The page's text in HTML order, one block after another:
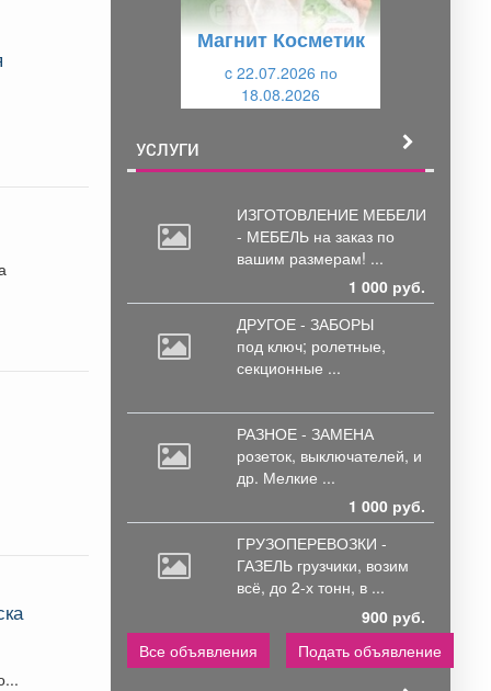
Магнит Косметик
c 22.07.2026 по
18.08.2026
УСЛУГИ
ИЗГОТОВЛЕНИЕ МЕБЕЛИ
- МЕБЕЛЬ на заказ по
вашим размерам! ...
1 000 руб.
ДРУГОЕ - ЗАБОРЫ
под ключ; ролетные,
секционные ...
РАЗНОЕ - ЗАМЕНА
розеток, выключателей, и
др. Мелкие ...
1 000 руб.
ГРУЗОПЕРЕВОЗКИ -
ГАЗЕЛЬ грузчики, возим
всё, до 2-х тонн, в ...
900 руб.
Все объявления
Подать объявление